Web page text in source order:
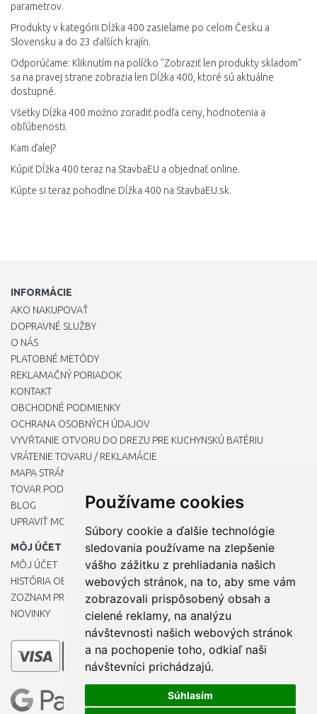
Používame cookies
Súbory cookie a ďalšie technológie
sledovania používame na zlepšenie
vášho zážitku z prehliadania našich
webových stránok, na to, aby sme vám
zobrazovali prispôsobený obsah a
cielené reklamy, na analýzu
návštevnosti našich webových stránok
a na pochopenie toho, odkiaľ naši
návštevníci prichádzajú.
Súhlasím
parametrov.
Produkty v kategórii Dĺžka 400 zasielame po celom Česku a
Slovensku a do 23 ďalších krajín.
Odporúčame: Kliknutím na políčko "Zobraziť len produkty skladom"
sa na pravej strane zobrazia len Dĺžka 400, ktoré sú aktuálne
dostupné.
Všetky Dĺžka 400 možno zoradiť podľa ceny, hodnotenia a
obľúbenosti.
Kam ďalej?
Kúpiť Dĺžka 400 teraz na StavbaEU a objednať online.
Kúpte si teraz pohodlne Dĺžka 400 na StavbaEU.sk.
INFORMÁCIE
AKO NAKUPOVAŤ
DOPRAVNÉ SLUŽBY
O NÁS
PLATOBNÉ METÓDY
REKLAMAČNÝ PORIADOK
KONTAKT
OBCHODNÉ PODMIENKY
OCHRANA OSOBNÝCH ÚDAJOV
VYVŔTANIE OTVORU DO DREZU PRE KUCHYNSKÚ BATÉRIU
VRÁTENIE TOVARU / REKLAMÁCIE
MAPA STRÁNOK
TOVAR PODĽA ZNAČIEK
BLOG
UPRAVIŤ MOJE PREDVOĽBY COOKIES
MÔJ ÚČET
MÔJ ÚČET
HISTÓRIA OBJEDNÁVOK
ZOZNAM PRIANÍ
NOVINKY